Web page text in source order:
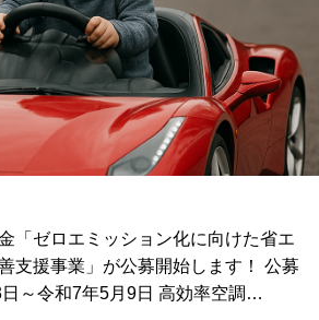
「ゼロエミッション化に向けた省エ
支援事業」が公募開始します！ 公募
～令和7年5月9日 高効率空調…